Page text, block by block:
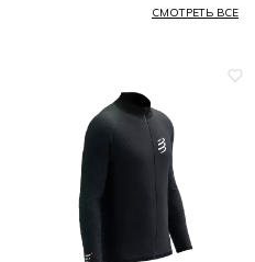
СМОТРЕТЬ ВСЕ